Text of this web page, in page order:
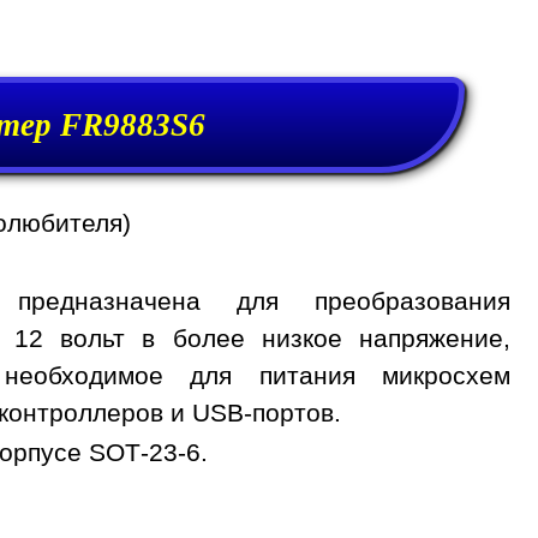
FR9883S6
для преобразования
12 вольт в более низкое напряжение,
для питания микросхем
и USB-портов.
SOT-23-6.